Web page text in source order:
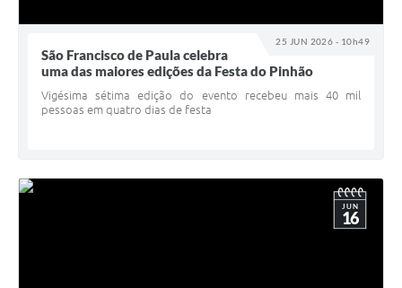
25 JUN 2026 - 10h49
São Francisco de Paula celebra
uma das maiores edições da Festa do Pinhão
Vigésima sétima edição do evento recebeu mais 40 mil
pessoas em quatro dias de festa
JUN
16